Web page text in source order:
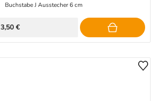
Buchstabe J Ausstecher 6 cm
3,50 €